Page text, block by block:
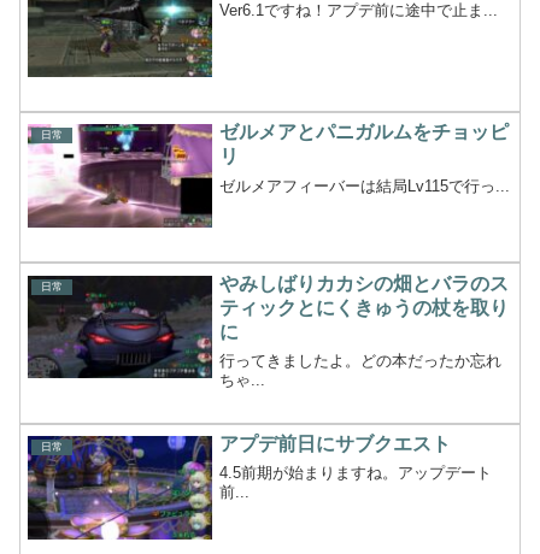
Ver6.1ですね！アプデ前に途中で止ま...
日常
ゼルメアとパニガルムをチョッピ
リ
ゼルメアフィーバーは結局Lv115で行っ...
日常
やみしばりカカシの畑とバラのス
ティックとにくきゅうの杖を取り
に
行ってきましたよ。どの本だったか忘れ
ちゃ...
日常 アプデ前日にサブクエスト
4.5前期が始まりますね。アップデート
前...